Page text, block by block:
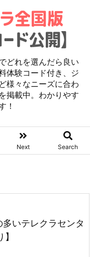
どれを選んだら良い
体験コード付き、ジ
様々なニーズに合わ
掲載中。わかりやす
！
Next Search
いテレクラセンタ